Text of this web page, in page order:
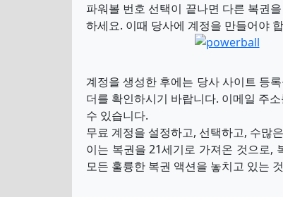
파워볼 번호 선택이 끝나면 다른 복권
하세요. 이때 당사에 계정을 만들어야
계정을 생성한 후에는 당사 사이트 등
더를 확인하시기 바랍니다. 이메일 주
수 있습니다.
무료 계정을 설정하고, 선택하고, 수많
이는 복권을 21세기로 가져온 것으로,
모든 훌륭한 복권 액션을 놓치고 있는